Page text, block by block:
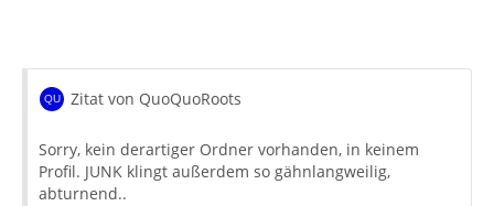
Zitat von QuoQuoRoots
Sorry, kein derartiger Ordner vorhanden, in keinem
Profil. JUNK klingt außerdem so gähnlangweilig,
abturnend..